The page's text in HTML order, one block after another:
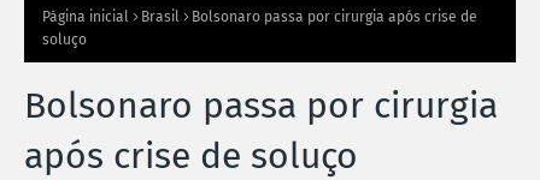
Página inicial Brasil
Bolsonaro passa por cirurgia após crise de
soluço
Bolsonaro passa por cirurgia
após crise de soluço